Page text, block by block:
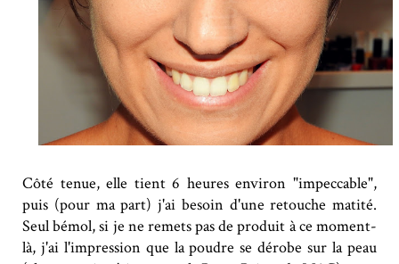
Côté tenue, elle tient 6 heures environ "impeccable",
puis (pour ma part) j'ai besoin d'une retouche matité.
Seul bémol, si je ne remets pas de produit à ce moment-
là, j'ai l'impression que la poudre se dérobe sur la peau